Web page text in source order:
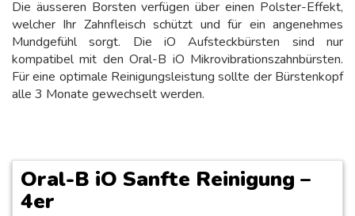
Die äusseren Borsten verfügen über einen Polster-Effekt,
welcher Ihr Zahnfleisch schützt und für ein angenehmes
Mundgefühl sorgt. Die iO Aufsteckbürsten sind nur
kompatibel mit den Oral-B iO Mikrovibrationszahnbürsten.
Für eine optimale Reinigungsleistung sollte der Bürstenkopf
alle 3 Monate gewechselt werden.
Oral-B iO Sanfte Reinigung –
4er